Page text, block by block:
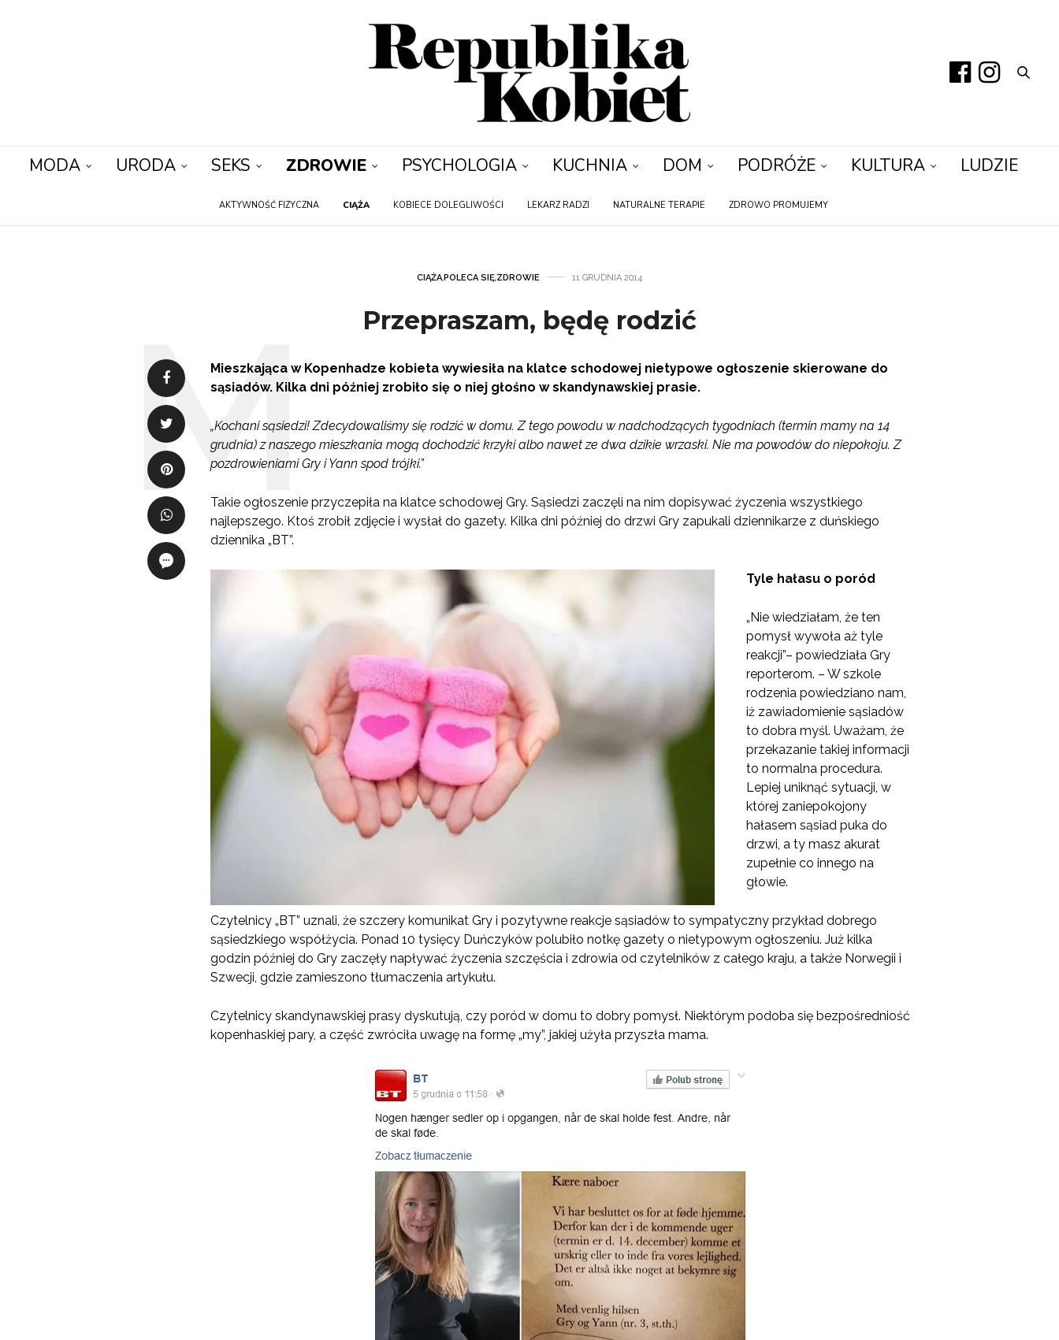
MODA URODA SEKS ZDROWIE PSYCHOLOGIA KUCHNIA DOM PODRÓŻE KULTURA LUDZIE
AKTYWNOŚĆ FIZYCZNA CIĄŻA KOBIECE DOLEGLIWOŚCI LEKARZ RADZI NATURALNE TERAPIE ZDROWO PROMUJEMY
CIĄŻA,POLECA SIĘ,ZDROWIE 11 GRUDNIA 2014
Przepraszam, będę rodzić
Mieszkająca w Kopenhadze kobieta wywiesiła na klatce schodowej nietypowe ogłoszenie skierowane do
sąsiadów. Kilka dni później zrobiło się o niej głośno w skandynawskiej prasie.
„Kochani sąsiedzi! Zdecydowaliśmy się rodzić w domu. Z tego powodu w nadchodzących tygodniach (termin mamy na 14
grudnia) z naszego mieszkania mogą dochodzić krzyki albo nawet ze dwa dzikie wrzaski. Nie ma powodów do niepokoju. Z
pozdrowieniami Gry i Yann spod trójki.”
Takie ogłoszenie przyczepiła na klatce schodowej Gry. Sąsiedzi zaczęli na nim dopisywać życzenia wszystkiego
najlepszego. Ktoś zrobił zdjęcie i wysłał do gazety. Kilka dni później do drzwi Gry zapukali dziennikarze z duńskiego
dziennika „BT”.
Tyle hałasu o poród
„Nie wiedziałam, że ten
pomysł wywoła aż tyle
reakcji”– powiedziała Gry
reporterom. – W szkole
rodzenia powiedziano nam,
iż zawiadomienie sąsiadów
to dobra myśl. Uważam, że
przekazanie takiej informacji
to normalna procedura.
Lepiej uniknąć sytuacji, w
której zaniepokojony
hałasem sąsiad puka do
drzwi, a ty masz akurat
zupełnie co innego na
głowie.
Czytelnicy „BT” uznali, że szczery komunikat Gry i pozytywne reakcje sąsiadów to sympatyczny przykład dobrego
sąsiedzkiego współżycia. Ponad 10 tysięcy Duńczyków polubiło notkę gazety o nietypowym ogłoszeniu. Już kilka
godzin później do Gry zaczęły napływać życzenia szczęścia i zdrowia od czytelników z całego kraju, a także Norwegii i
Szwecji, gdzie zamieszono tłumaczenia artykułu.
Czytelnicy skandynawskiej prasy dyskutują, czy poród w domu to dobry pomysł. Niektórym podoba się bezpośredniość
kopenhaskiej pary, a część zwróciła uwagę na formę „my”, jakiej użyła przyszła mama.